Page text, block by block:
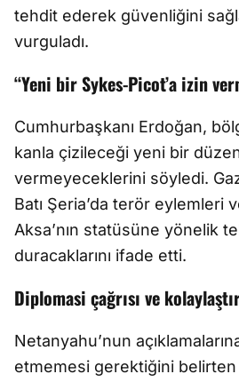
tehdit ederek güvenliğini
vurguladı.
“Yeni bir Sykes-Picot’a izin
Cumhurbaşkanı Erdoğan,
kanla çizileceği yeni bir
vermeyeceklerini söyledi.
Batı Şeria’da terör eylemleri
Aksa’nın statüsüne yönelik
duracaklarını ifade etti.
Diplomasi çağrısı ve
Netanyahu’nun
etmemesi gerektiğini